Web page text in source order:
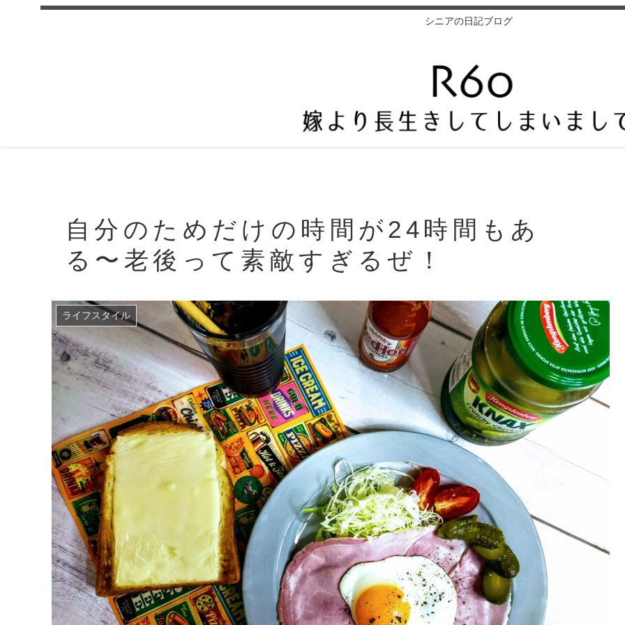
シニアの日記ブログ
自分のためだけの時間が24時間もあ
る〜老後って素敵すぎるぜ！
ライフスタイル